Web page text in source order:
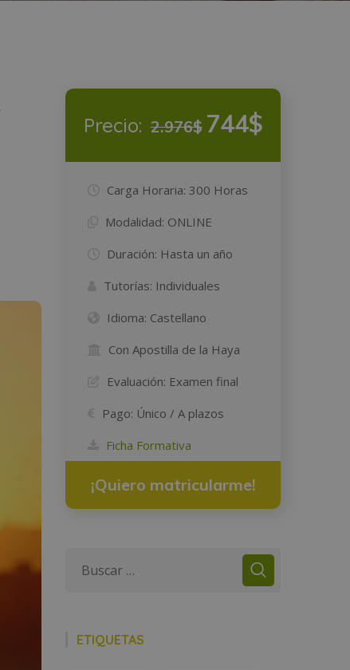
Precio: 2.976$ 744$
Carga Horaria: 300 Horas
Modalidad: ONLINE
Duración: Hasta un año
Tutorías: Individuales
Idioma: Castellano
Con Apostilla de la Haya
Evaluación: Examen final
Pago: Único / A plazos
Ficha Formativa
¡Quiero matricularme!
ETIQUETAS